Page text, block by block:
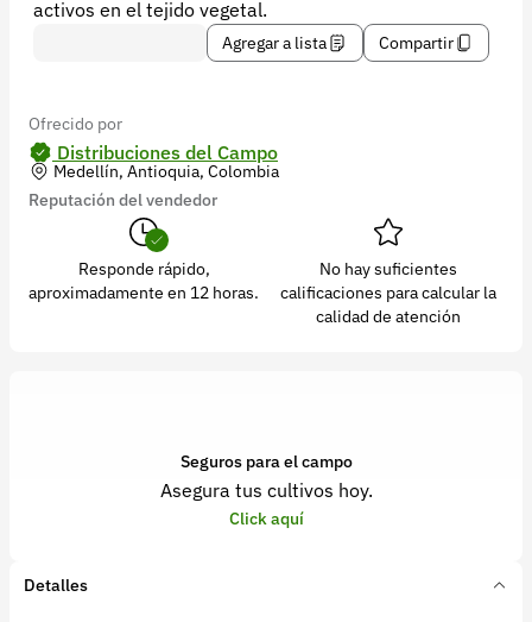
activos en el tejido vegetal.
Agregar a lista Compartir
Ofrecido por
Distribuciones del Campo
Medellín, Antioquia, Colombia
Reputación del vendedor
Responde rápido,
aproximadamente en 12 horas.
No hay suficientes
calificaciones para calcular la
calidad de atención
Seguros para el campo
Asegura tus cultivos hoy.
Click aquí
Detalles
© 2026 Croper.com Todos los derechos reservados
Síguenos